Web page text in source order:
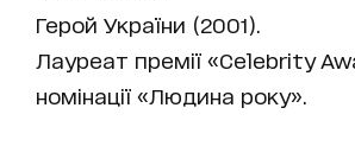
Герой України (2001).
Лауреат премії «Celebrity
номінації «Людина року».